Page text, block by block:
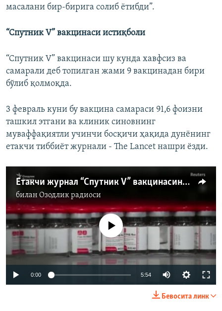
масалани бир-бирига солиб ётибди”.
“Спутник V” вакцинаси истиқболи
“Спутник V” вакцинаси шу кунда хавфсиз ва
самарали деб топилган жами 9 вакцинадан бири
бўлиб қолмоқда.
3 февраль куни бу вакцина самараси 91,6 фоизни
ташкил этгани ва клиник синовнинг
муваффақиятли учинчи босқичи ҳақида дунёнинг
етакчи тиббиёт журнали - The Lancet нашри ёзди.
Етакчи журнал “Спутник V” вакцинасини хавфсиз ва самарали деб топгандан сўнг кўпроқ мамлакатлар Россия вакцинасини ишлаб чиқармоқчи
билан Озодлик радиоси
Айни дамда медиа-манба мавжуд эмас
0:00 5:54
Бевосита линк